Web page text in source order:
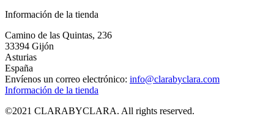
Información de la tienda
Camino de las Quintas, 236
33394 Gijón
Asturias
España
Envíenos un correo electrónico: info@clarabyclara.com
Información de la tienda
©2021 CLARABYCLARA. All rights reserved.